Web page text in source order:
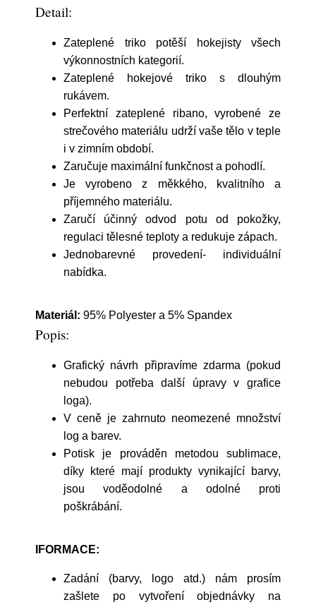
Detail:
Zateplené triko potěší hokejisty všech
výkonnostních kategorií.
Zateplené hokejové triko s dlouhým
rukávem.
Perfektní zateplené ribano, vyrobené ze
strečového materiálu udrží vaše tělo v teple
i v zimním období.
Zaručuje maximální funkčnost a pohodlí.
Je vyrobeno z měkkého, kvalitního a
příjemného materiálu.
Zaručí účinný odvod potu od pokožky,
regulaci tělesné teploty a redukuje zápach.
Jednobarevné provedení- individuální
nabídka.
Materiál: 95% Polyester a 5% Spandex
Popis:
Grafický návrh připravíme zdarma (pokud
nebudou potřeba další úpravy v grafice
loga).
V ceně je zahrnuto neomezené množství
log a barev.
Potisk je prováděn metodou sublimace,
díky které mají produkty vynikající barvy,
jsou voděodolné a odolné proti
poškrábání.
IFORMACE:
Zadání (barvy, logo atd.) nám prosím
zašlete po vytvoření objednávky na